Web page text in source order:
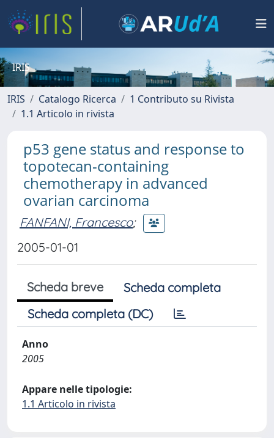
IRIS
IRIS Catalogo Ricerca
1 Contributo su Rivista
1.1 Articolo in rivista
p53 gene status and response to
topotecan-containing
chemotherapy in advanced
ovarian carcinoma
FANFANI, Francesco;
2005-01-01
Scheda breve
Scheda completa
Scheda completa (DC)
Anno
2005
Appare nelle tipologie:
1.1 Articolo in rivista